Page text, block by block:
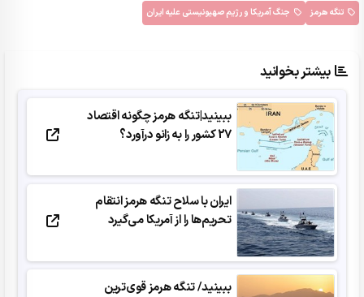
تنگه هرمز جنگ آمریکا و رژیم صهیونیستی علیه ایران
بیشتر بخوانید
ببینید|تنگه هرمز چگونه اقتصاد
27 کشور را به زانو درآورد؟
ایران با سلاح تنگه هرمز انتقام
تحریم‌ها را از آمریکا می‌گیرد
ببینید/ تنگه هرمز قوی‌ترین